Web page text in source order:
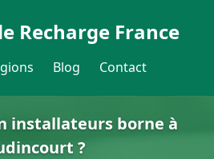
Recharge France
Blog Contact
installateurs borne à
?